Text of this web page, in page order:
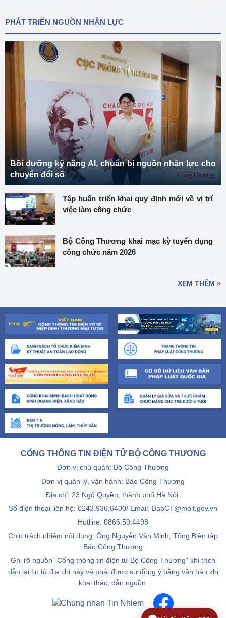
PHÁT TRIỂN NGUỒN NHÂN LỰC
Bồi dưỡng kỹ năng AI, chuẩn bị nguồn nhân lực cho
chuyển đổi số
Tập huấn triển khai quy định mới về vị trí
việc làm công chức
Bộ Công Thương khai mạc kỳ tuyển dụng
công chức năm 2026
XEM THÊM »
CỔNG THÔNG TIN ĐIỆN TỬ BỘ CÔNG THƯƠNG
Đơn vị chủ quản: Bộ Công Thương
Đơn vị quản lý, vận hành: Báo Công Thương
Địa chỉ: 23 Ngô Quyền, thành phố Hà Nội.
Số điện thoại liên hệ: 0243.936.6400/ Email: BaoCT@moit.gov.vn
Hotline: 0866.59.4498
Chịu trách nhiệm nội dung: Ông Nguyễn Văn Minh, Tổng Biên tập
Báo Công Thương
Ghi rõ nguồn “Cổng thông tin điện tử Bộ Công Thương” khi trích
dẫn lại tin từ địa chỉ này và phải được sự đồng ý bằng văn bản khi
khai thác, dẫn nguồn.